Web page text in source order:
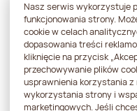
Nasz serwis wykorzystuje
funkcjonowania strony.
cookie w celach
dopasowania treści
kliknięcie na przycisk
przechowywanie plików
usprawnienia korzystania
wykorzystania strony i
marketingowych. Jeśli